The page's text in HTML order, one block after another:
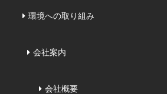
環境への取り組み
会社案内
会社概要